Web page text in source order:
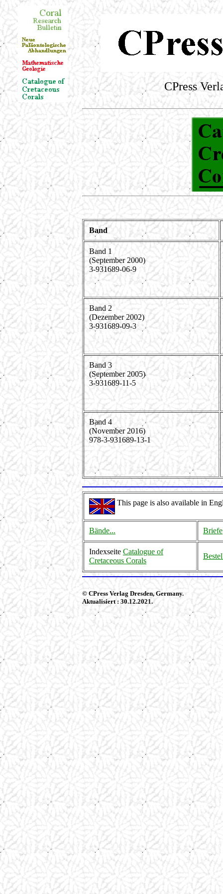
CPress
Band
Band 1
(September 2000)
3-931689-06-9
Band 2
(Dezember 2002)
3-931689-09-3
Band 3
(September 2005)
3-931689-11-5
Band 4
(November 2016)
978-3-931689-13-1
This page is also available in
Bände... Briefe
Indexseite Catalogue of
Cretaceous Corals
© CPress Verlag Dresden, Germany.
Aktualisiert : 30.12.2021.